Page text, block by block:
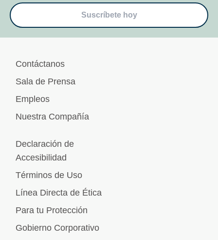
Suscríbete hoy
Contáctanos
Sala de Prensa
Empleos
Nuestra Compañía
Declaración de
Accesibilidad
Términos de Uso
Línea Directa de Ética
Para tu Protección
Gobierno Corporativo